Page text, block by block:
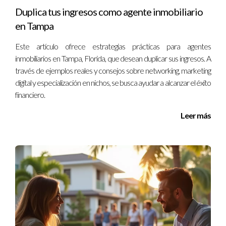
¿Te gustaría conocer más sobre cómo aplicar estos
conceptos? Contáctame y estaré encantado de
ayudarte.
Preguntas Frecuentes
bienes raíces para asegurarte de cumplir con todas las
regulaciones locales y estatales.
¿Qué tipo de propiedades son más rentables en
Orlando?
Las propiedades residenciales para alquiler a largo plazo y los
Duplica tus ingresos como agente inmobiliario
en Tampa
Este artículo ofrece estrategias prácticas para agentes
inmobiliarios en Tampa, Florida, que desean duplicar sus ingresos. A
través de ejemplos reales y consejos sobre networking, marketing
digital y especialización en nichos, se busca ayudar a alcanzar el éxito
financiero.
Leer más